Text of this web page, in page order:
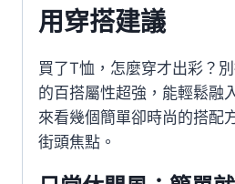
用穿搭建議
買了T恤，怎麼穿才出彩？
的百搭屬性超強，能輕鬆融
來看幾個簡單卻時尚的搭配
街頭焦點。